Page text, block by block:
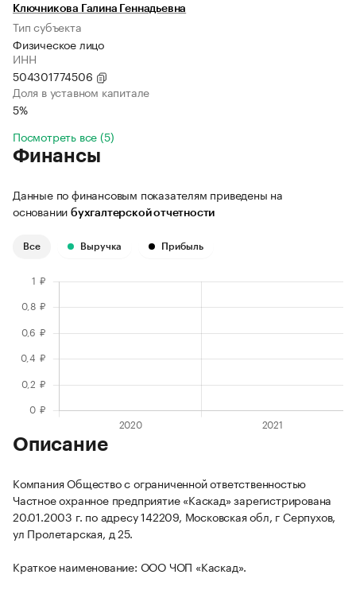
Ключникова Галина Геннадьевна
Тип субъекта
Физическое лицо
ИНН
504301774506
Доля в уставном капитале
5%
Посмотреть все (5)
Финансы
Данные по финансовым показателям приведены на
основании бухгалтерской отчетности
Все Выручка Прибыль
Описание
Компания Общество с ограниченной ответственностью
Частное охранное предприятие «Каскад» зарегистрирована
20.01.2003 г. по адресу 142209, Московская обл, г Серпухов,
ул Пролетарская, д 25.
Краткое наименование: ООО ЧОП «Каскад».